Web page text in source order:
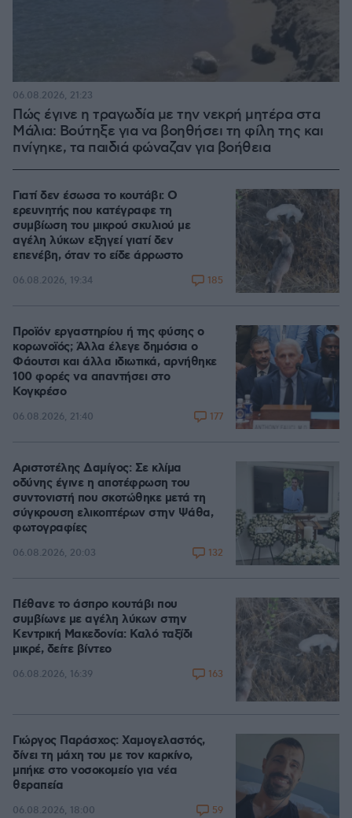
Πώς έγινε η τραγωδία με την νεκρή μητέρα στα
Μάλια: Βούτηξε για να βοηθήσει τη φίλη της και
πνίγηκε, τα παιδιά φώναζαν για βοήθεια
06.08.2026, 21:23
Γιατί δεν έσωσα το κουτάβι: Ο
ερευνητής που κατέγραφε τη
συμβίωση του μικρού σκυλιού με
αγέλη λύκων εξηγεί γιατί δεν
επενέβη, όταν το είδε άρρωστο
06.08.2026, 19:34 185
Προϊόν εργαστηρίου ή της φύσης ο
κορωνοϊός; Άλλα έλεγε δημόσια ο
Φάουτσι και άλλα ιδιωτικά, αρνήθηκε
100 φορές να απαντήσει στο
Κογκρέσο
06.08.2026, 21:40 177
Αριστοτέλης Δαμίγος: Σε κλίμα
οδύνης έγινε η αποτέφρωση του
συντονιστή που σκοτώθηκε μετά τη
σύγκρουση ελικοπτέρων στην Ψάθα,
φωτογραφίες
06.08.2026, 20:03 132
Πέθανε το άσπρο κουτάβι που
συμβίωνε με αγέλη λύκων στην
Κεντρική Μακεδονία: Καλό ταξίδι
μικρέ, δείτε βίντεο
06.08.2026, 16:39 163
Γιώργος Παράσχος: Χαμογελαστός,
δίνει τη μάχη του με τον καρκίνο,
μπήκε στο νοσοκομείο για νέα
θεραπεία
06.08.2026, 18:00 59